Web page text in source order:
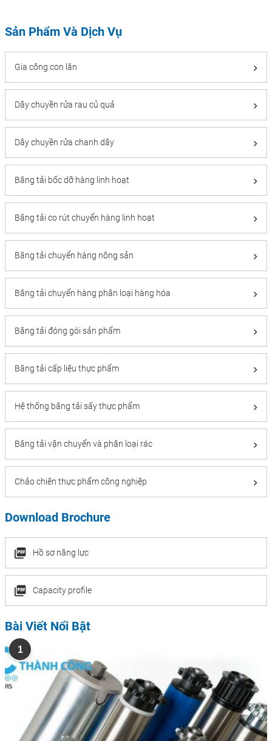
Sản Phẩm Và Dịch Vụ
Gia công con lăn
Dây chuyền rửa rau củ quả
Dây chuyền rửa chanh dây
Băng tải bốc dỡ hàng linh hoạt
Băng tải co rút chuyển hàng linh hoạt
Băng tải chuyển hàng nông sản
Băng tải chuyển hàng phân loại hàng hóa
Băng tải đóng gói sản phẩm
Băng tải cấp liệu thực phẩm
Hệ thống băng tải sấy thực phẩm
Băng tải vận chuyển và phân loại rác
Chảo chiên thực phẩm công nghiệp
Download Brochure
Hồ sơ năng lực
Capacity profile
Bài Viết Nổi Bật
1